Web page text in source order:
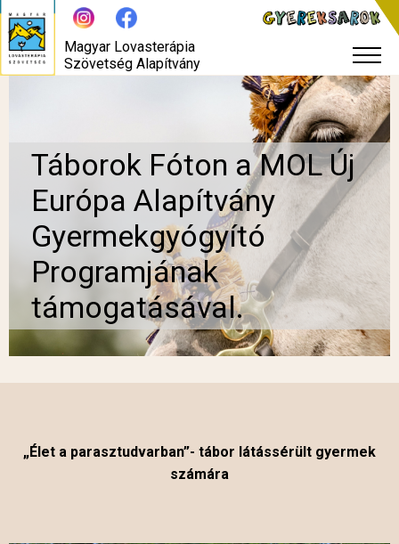
Magyar Lovasterápia
Szövetség Alapítvány
Táborok Fóton a MOL Új
Európa Alapítvány
Gyermekgyógyító
Programjának
támogatásával.
„Élet a parasztudvarban”- tábor látássérült gyermek
számára